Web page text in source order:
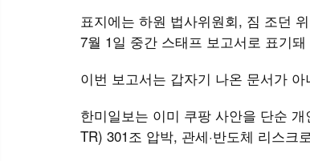
표지에는 하원 법사위원회, 짐 조던
7월 1일 중간 스태프 보고서로 표기돼
이번 보고서는 갑자기 나온 문서가 아
한미일보는 이미 쿠팡 사안을 단순
TR) 301조 압박, 관세·반도체 리스크